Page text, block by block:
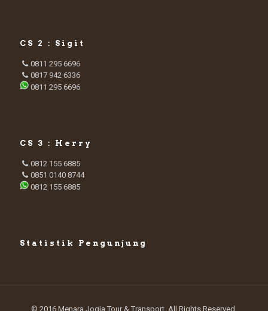
CS 2 : Sigit
0811 295 6696
0817 942 6336
0811 295 6696
CS 3 : Herry
0812 155 6885
0851 0140 8744
0812 155 6885
Statistik Pengunjung
© 2016 Menara Jogja Tour & Transport. All Rights Reserved.